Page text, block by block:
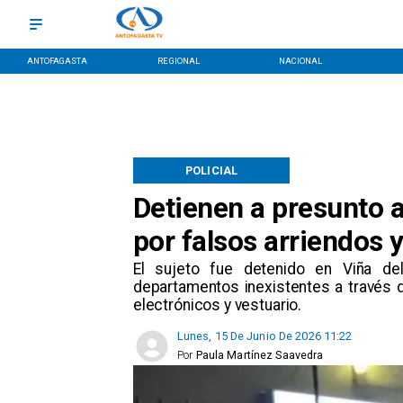
ANTOFAGASTA REGIONAL NACIONAL
Detienen a presunto
por falsos arriendos
El sujeto fue detenido en Viña
departamentos inexistentes a través
electrónicos y vestuario.
POLICIAL
Lunes, 15 De Junio De 2026 11:22
Paula Martínez Saavedra
Por